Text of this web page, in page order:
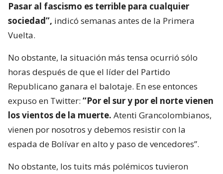
Pasar al fascismo es terrible para cualquier
sociedad”, indicó semanas antes de la Primera
Vuelta.
No obstante, la situación más tensa ocurrió sólo
horas después de que el líder del Partido
Republicano ganara el balotaje. En ese entonces
expuso en Twitter: “Por el sur y por el norte vienen
los vientos de la muerte. Atenti Grancolombianos,
vienen por nosotros y debemos resistir con la
espada de Bolívar en alto y paso de vencedores”.
No obstante, los tuits más polémicos tuvieron